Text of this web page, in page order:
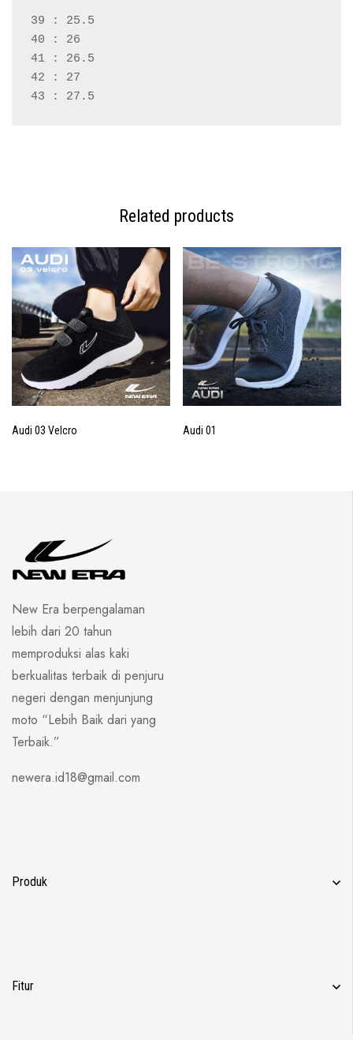
39 : 25.5
40 : 26
41 : 26.5
42 : 27
43 : 27.5
Related products
Audi 03 Velcro Audi 01
New Era berpengalaman
lebih dari 20 tahun
memproduksi alas kaki
berkualitas terbaik di penjuru
negeri dengan menjunjung
moto “Lebih Baik dari yang
Terbaik.”
newera.id18@gmail.com
Produk
Fitur